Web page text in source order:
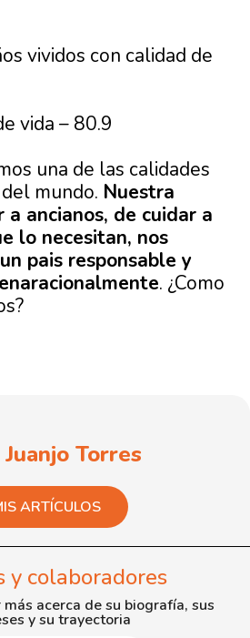
vividos con calidad de
vida – 80.9
una de las calidades
mundo. Nuestra
ancianos, de cuidar a
lo necesitan, nos
pais responsable y
. ¿Como
Juanjo Torres
ARTÍCULOS
y colaboradores
acerca de su biografía, sus
y su trayectoria